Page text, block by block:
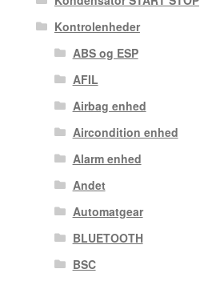
Kontrolenheder
ABS og ESP
AFIL
Airbag enhed
Aircondition enhed
Alarm enhed
Andet
Automatgear
BLUETOOTH
BSC